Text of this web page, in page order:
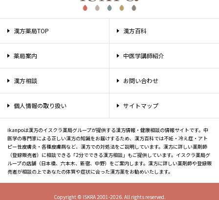
漢方薬局TOP 漢方百科
薬局案内 中医学講師紹介
漢方相談 お問い合わせ
個人情報の取り扱い サイトマップ
ikanpoは漢方のイスクラ薬局グループが提供する漢方情報・健康相談の情報サイトです。中
医学の専門家による正しい漢方の知識をお届けするため、漢方百科では不妊・冷え症・アト
ピー性皮膚炎・各種皮膚病など、漢方での対処法をご説明しています。漢方に詳しい薬剤師
（登録販売者）に相談できる「2分でできる漢方相談」もご提供しています。イスクラ薬局グ
ループの店舗（日本橋、六本木、新宿、中野）をご案内します。漢方に詳しい薬剤師や登録販
売者が相談の上であなたの体質や症状に合った漢方薬をお勧めいたします。
Copyright © ISKRA 2001-2026. All rights reserved.